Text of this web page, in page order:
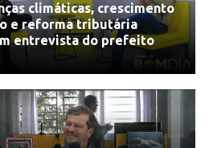
climáticas, crescimento
e reforma tributária
entrevista do prefeito